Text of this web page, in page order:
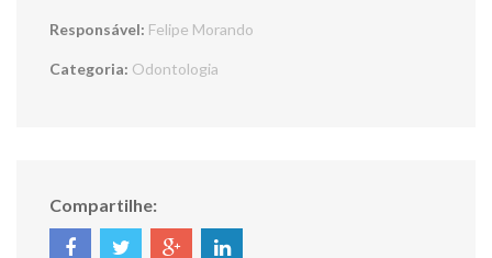
Responsável: Felipe Morando
Categoria: Odontologia
Compartilhe: